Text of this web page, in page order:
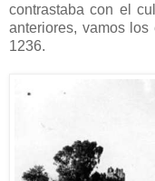
contrastaba con el
anteriores, vamos
1236.